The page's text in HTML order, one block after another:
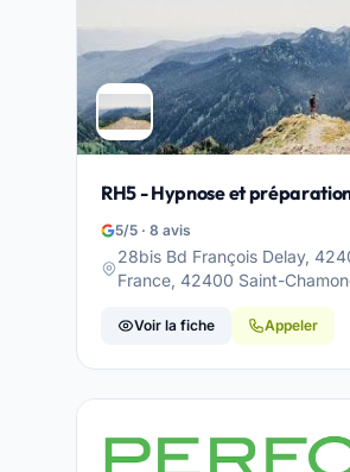
RH5 - Hypnose et
Chamond
5/5 · 8 avis
28bis Bd François Delay,
France, 42400 Saint-
Voir la fiche Appeler